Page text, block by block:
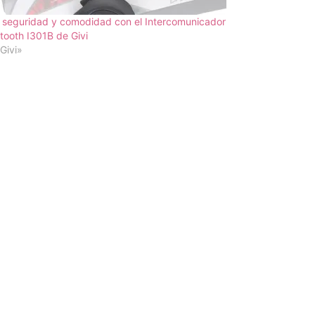
seguridad y comodidad con el Intercomunicador
I301B de Givi